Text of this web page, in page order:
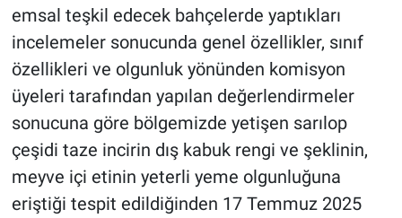
emsal teşkil edecek bahçelerde yaptıkları
incelemeler sonucunda genel özellikler, sınıf
özellikleri ve olgunluk yönünden komisyon
üyeleri tarafından yapılan değerlendirmeler
sonucuna göre bölgemizde yetişen sarılop
çeşidi taze incirin dış kabuk rengi ve şeklinin,
meyve içi etinin yeterli yeme olgunluğuna
eriştiği tespit edildiğinden 17 Temmuz 2025